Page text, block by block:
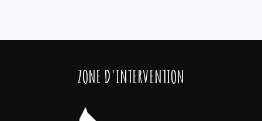
ZONE D'INTERVENTION